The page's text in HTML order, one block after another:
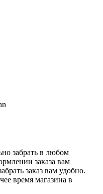
забрать в любом
заказа вам
заказ вам удобно.
время магазина в